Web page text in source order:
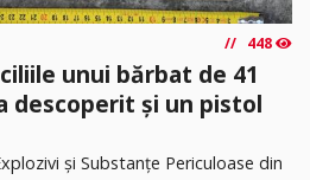
448
unui bărbat de 41
descoperit și un pistol
și Substanțe Periculoase din